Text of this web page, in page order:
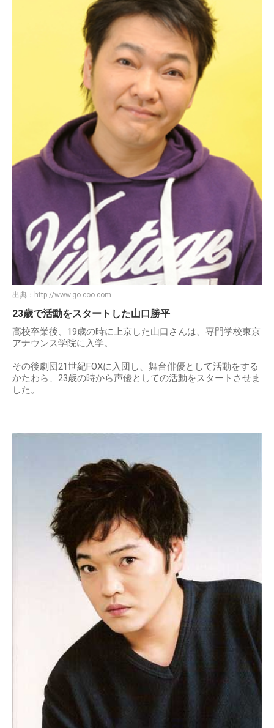
出典： http://www.go-coo.com
23歳で活動をスタートした山口勝平
高校卒業後、19歳の時に上京した山口さんは、専門学校東京
アナウンス学院に入学。
その後劇団21世紀FOXに入団し、舞台俳優として活動をする
かたわら、23歳の時から声優としての活動をスタートさせま
した。